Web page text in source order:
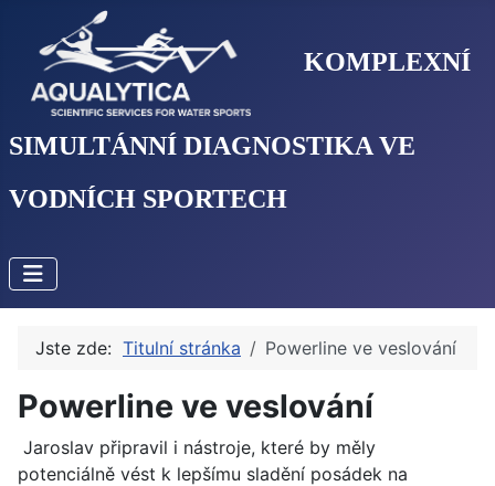
KOMPLEXNÍ
SIMULTÁNNÍ DIAGNOSTIKA VE
VODNÍCH SPORTECH
Jste zde: Titulní stránka Powerline ve veslování
Powerline ve veslování
Jaroslav připravil i nástroje, které by měly
potenciálně vést k lepšímu sladění posádek na